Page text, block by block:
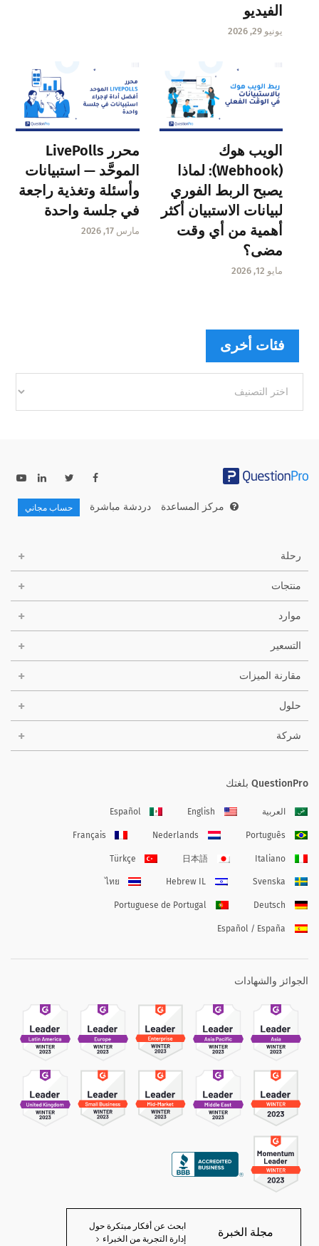
الفيديو
يونيو 29, 2026
الويب هوك
(Webhook): لماذا
يصبح الربط الفوري
لبيانات الاستبيان أكثر
أهمية من أي وقت
مضى؟
مايو 12, 2026
محرر LivePolls
الموحَّد — استبيانات
وأسئلة وتغذية راجعة
في جلسة واحدة
مارس 17, 2026
فئات أخرى
أخرى
مركز المساعدة دردشة مباشرة حساب مجاني
رحلة
منتجات
موارد
التسعير
مقارنة الميزات
حلول
شركة
QuestionPro بلغتك
العربية English
Español
Português
Nederlands
Français
Italiano
日本語
Türkçe
Svenska
Hebrew IL
ไทย
Deutsch
Portuguese de Portugal
Español / España
الجوائز والشهادات
مجلة الخبرة
ابحث عن أفكار مبتكرة حول
إدارة التجربة من الخبراء